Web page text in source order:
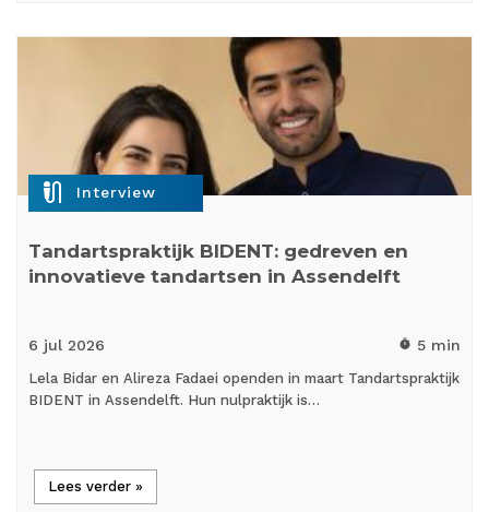
mic_external_on Interview
Tandartspraktijk BIDENT: gedreven en
innovatieve tandartsen in Assendelft
6 jul 2026 timer 5 min
Lela Bidar en Alireza Fadaei openden in maart Tandartspraktijk
BIDENT in Assendelft. Hun nulpraktijk is…
Lees verder »